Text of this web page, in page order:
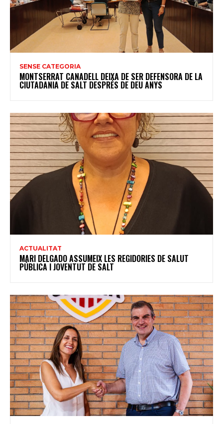
SENSE CATEGORIA
MONTSERRAT CANADELL DEIXA DE SER DEFENSORA DE LA
CIUTADANIA DE SALT DESPRÉS DE DEU ANYS
ACTUALITAT
MARI DELGADO ASSUMEIX LES REGIDORIES DE SALUT
PÚBLICA I JOVENTUT DE SALT